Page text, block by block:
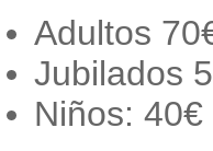
Adultos
Jubilados
Niños: 40€